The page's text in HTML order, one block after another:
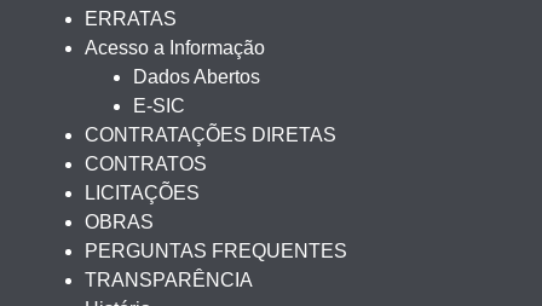
ERRATAS
Acesso a Informação
Dados Abertos
E-SIC
CONTRATAÇÕES DIRETAS
CONTRATOS
LICITAÇÕES
OBRAS
PERGUNTAS FREQUENTES
TRANSPARÊNCIA